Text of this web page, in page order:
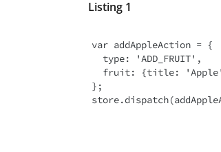
Listing 1
var addAppleAction = {
};